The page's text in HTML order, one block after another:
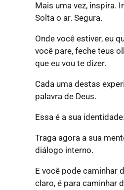
Mais uma vez, inspira.
Solta o ar. Segura.
Onde você estiver, eu
você pare, feche teus
que eu vou te dizer.
Cada uma destas
palavra de Deus.
Essa é a sua identidade:
Traga agora a sua
diálogo interno.
E você pode caminhar
claro, é para caminhar